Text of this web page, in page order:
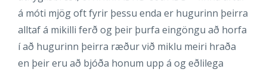
á móti mjög oft fyrir þessu enda er hugurinn þeirra
alltaf á mikilli ferð og þeir þurfa eingöngu að horfa
í að hugurinn þeirra ræður við miklu meiri hraða
en þeir eru að bjóða honum upp á og eðlilega